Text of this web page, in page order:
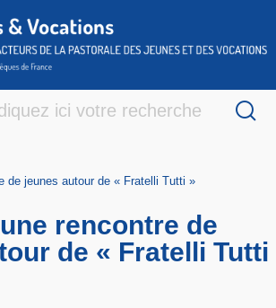
de jeunes autour de « Fratelli Tutti »
rencontre de
de « Fratelli Tutti